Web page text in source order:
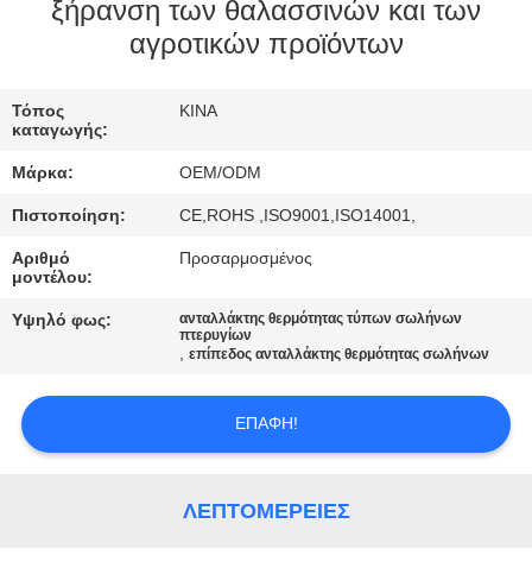
ΈΛΕΓΧΟΣ
ΕΛΆΤΕ
ΣΕ
ΕΠΑΦΉ
ΕΙΔΉΣΕΙΣ
ΠΕΡΙΠΤΏΣΕΙΣ
SITEMAP
ξήρανση των θαλασσινών και των
αγροτικών προϊόντων
Τόπος
καταγωγής:
ΚΙΝΑ
Μάρκα: OEM/ODM
Πιστοποίηση: CE,ROHS ,ISO9001,ISO14001,
Αριθμό
μοντέλου:
Προσαρμοσμένος
Υψηλό φως:
ανταλλάκτης θερμότητας τύπων σωλήνων
πτερυγίων
,επίπεδος ανταλλάκτης θερμότητας σωλήνων
ΕΠΑΦΉ!
ΛΕΠΤΟΜΈΡΕΙΕΣ